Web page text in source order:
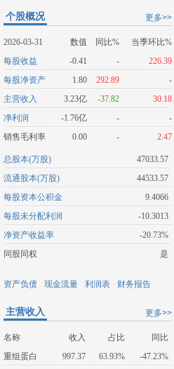
更多>>
个股概况
2026-03-31 数值 同比%
当季环比%
每股收益
-0.41 -
226.39
每股净资产
1.80 292.89
-
主营收入
3.23亿 -37.82
30.18
净利润
-1.76亿 -
-
销售毛利率
0.00 - 2.47
总股本(万股)
47033.57
流通股本(万股)
44533.57
每股资本公积金
9.4066
每股未分配利润
-10.3013
净资产收益率
-20.73%
同股同权
是
资产负债 现金流量 利润表 财务报告
更多>>
主营收入
名称 收入 占比
同比
重组蛋白
997.37 63.93%
-47.23%